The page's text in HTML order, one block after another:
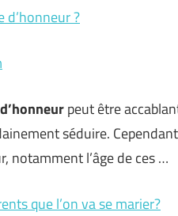
d’honneur ?
peut être
séduire.
notamment l’âge de ces …
que l’on va se marier?